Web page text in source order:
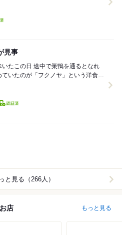
見事
鴨を通るとなれ
いたのが「フクノヤ」という洋食屋
と見る（266人）
店 もっと見る